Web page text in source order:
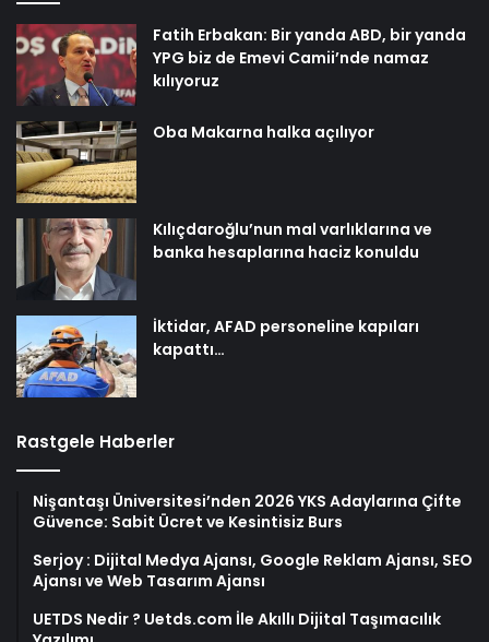
Fatih Erbakan: Bir yanda ABD, bir yanda
YPG biz de Emevi Camii’nde namaz
kılıyoruz
Oba Makarna halka açılıyor
Kılıçdaroğlu’nun mal varlıklarına ve
banka hesaplarına haciz konuldu
İktidar, AFAD personeline kapıları
kapattı…
Rastgele Haberler
Nişantaşı Üniversitesi’nden 2026 YKS Adaylarına Çifte
Güvence: Sabit Ücret ve Kesintisiz Burs
Serjoy : Dijital Medya Ajansı, Google Reklam Ajansı, SEO
Ajansı ve Web Tasarım Ajansı
UETDS Nedir ? Uetds.com İle Akıllı Dijital Taşımacılık